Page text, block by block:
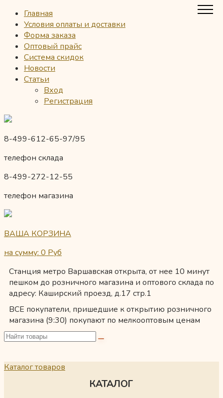
Главная
Условия оплаты и доставки
Форма заказа
Оптовый прайс
Система скидок
Новости
Статьи
Вход
Регистрация
8-499-612-65-97/95
телефон склада
8-499-272-12-55
телефон магазина
ВАША КОРЗИНА
на сумму: 0 Руб
Станция метро Варшавская открыта, от нее 10 минут
пешком до розничного магазина и оптового склада по
адресу: Каширский проезд, д.17 стр.1
ВСЕ покупатели, пришедшие к открытию розничного
магазина (9:30) покупают по мелкооптовым ценам
Каталог товаров
КАТАЛОГ